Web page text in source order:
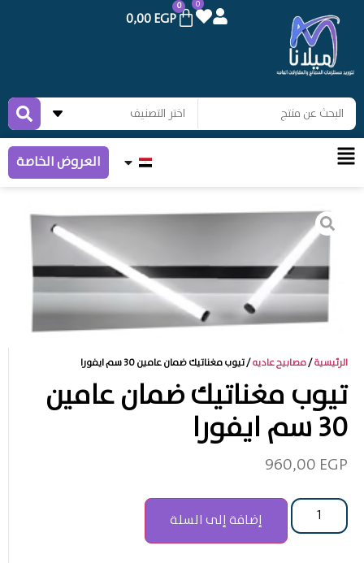
0
0,00EGP
0
العروض الخاصة
الرئيسية/مصابيح عاديه/ تيوب مغناتيك ضمان عامين 30 سم ايفورا
تيوب مغناتيك ضمان عامين
30 سم ايفورا
960,00 EGP
إضافة إلى السلة